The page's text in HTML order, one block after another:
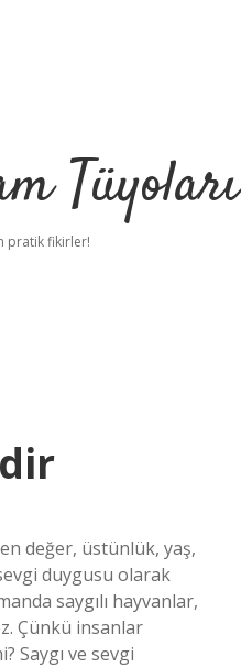
Tüyoları
pratik fikirler!
değer, üstünlük, yaş,
duygusu olarak
saygılı hayvanlar,
Çünkü insanlar
Saygı ve sevgi